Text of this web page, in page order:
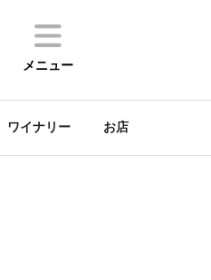
メニュー
ワイナリー お店